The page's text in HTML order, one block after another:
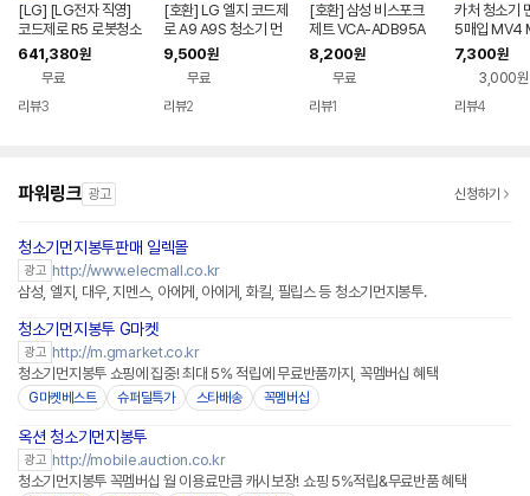
[LG] [LG전자 직영]
코드제로 R5 로봇청소
기 R585WKA1 (흡입
+물걸레)
641,380원
무료
리뷰3
[호환] LG 엘지 코드제
로 A9 A9S 청소기 먼
지봉투 ST1WU T-S
T1WN T-ST2WU T
-ST5WU VDS-ST1
AU VDS-ST1WU
9,500원
무료
리뷰2
[호환] 삼성 비스포크
제트 VCA-ADB95A
청소기 210W 먼지봉
투 VS20A957E3W
VCA-SAE95 VCA-A
DB95A 더스트백
8,200원
무료
리뷰1
카처 청소기
5매입 MV4
D6 WD5 호
7,300원
3,000원
리뷰4
파워링크 광고 신청하기
청소기먼지봉투판매 일렉몰
광고 http://www.elecmall.co.kr
삼성, 엘지, 대우, 지멘스, 아에게, 아에게, 화킬, 필립스 등 청소기먼지봉투.
청소기먼지봉투 G마켓
광고 http://m.gmarket.co.kr
청소기먼지봉투 쇼핑에 집중! 최대 5% 적립에 무료반품까지, 꼭멤버십 혜택
G마켓베스트 슈퍼딜특가 스타배송 꼭멤버십
옥션 청소기먼지봉투
광고 http://mobile.auction.co.kr
청소기먼지봉투 꼭멤버십 월 이용료만큼 캐시보장! 쇼핑 5%적립&무료반품 혜택